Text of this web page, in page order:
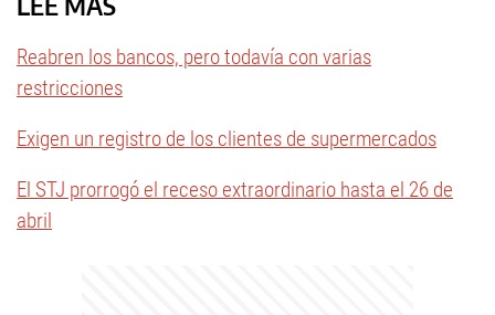
Reabren los bancos, pero todavía con varias
restricciones
Exigen un registro de los clientes de supermercados
El STJ prorrogó el receso extraordinario hasta el 26 de
abril